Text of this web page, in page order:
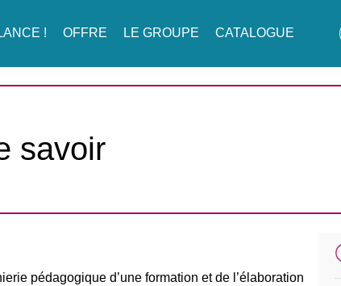
! OFFRE LE GROUPE CATALOGUE
savoir
pédagogique d’une formation et de l’élaboration